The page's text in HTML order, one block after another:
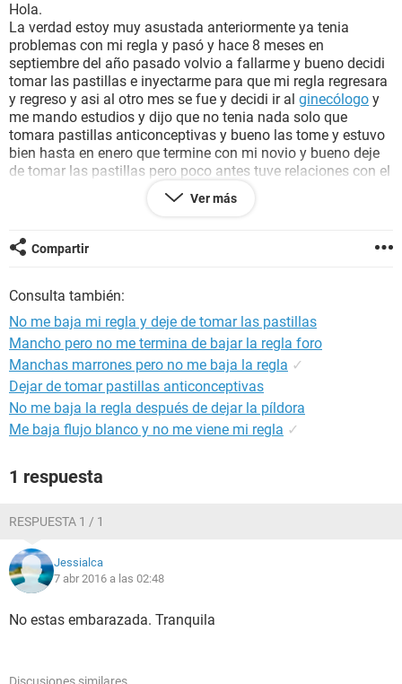
SEXUALIDAD
GLOSARIO
Hola.
La verdad estoy muy asustada anteriormente ya tenia
problemas con mi regla y pasó y hace 8 meses en
septiembre del año pasado volvio a fallarme y bueno decidi
tomar las pastillas e inyectarme para que mi regla regresara
y regreso y asi al otro mes se fue y decidi ir al ginecólogo y
me mando estudios y dijo que no tenia nada solo que
tomara pastillas anticonceptivas y bueno las tome y estuvo
bien hasta en enero que termine con mi novio y bueno deje
de tomar las pastillas pero poco antes tuve relaciones con el
1 dia después de que termino mi periodo y en febrero me
bajo bien y desde ahí no me a bajado tengo los síntomas de
que estoy embarazada ñor favor ayudenme...
Ver más
Compartir
Consulta también:
No me baja mi regla y deje de tomar las pastillas
Mancho pero no me termina de bajar la regla foro
Manchas marrones pero no me baja la regla ✓
Dejar de tomar pastillas anticonceptivas
No me baja la regla después de dejar la píldora
Me baja flujo blanco y no me viene mi regla ✓
1 respuesta
RESPUESTA 1 / 1
Jessialca
7 abr 2016 a las 02:48
No estas embarazada. Tranquila